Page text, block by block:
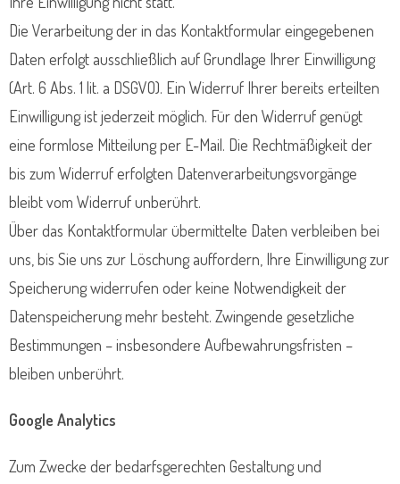
Die Verarbeitung der in das Kontaktformular eingegebenen
Daten erfolgt ausschließlich auf Grundlage Ihrer Einwilligung
(Art. 6 Abs. 1 lit. a DSGVO). Ein Widerruf Ihrer bereits erteilten
Einwilligung ist jederzeit möglich. Für den Widerruf genügt
eine formlose Mitteilung per E-Mail. Die Rechtmäßigkeit der
bis zum Widerruf erfolgten Datenverarbeitungsvorgänge
bleibt vom Widerruf unberührt.
Über das Kontaktformular übermittelte Daten verbleiben bei
uns, bis Sie uns zur Löschung auffordern, Ihre Einwilligung zur
Speicherung widerrufen oder keine Notwendigkeit der
Datenspeicherung mehr besteht. Zwingende gesetzliche
Bestimmungen – insbesondere Aufbewahrungsfristen –
bleiben unberührt.
Google Analytics
Zum Zwecke der bedarfsgerechten Gestaltung und